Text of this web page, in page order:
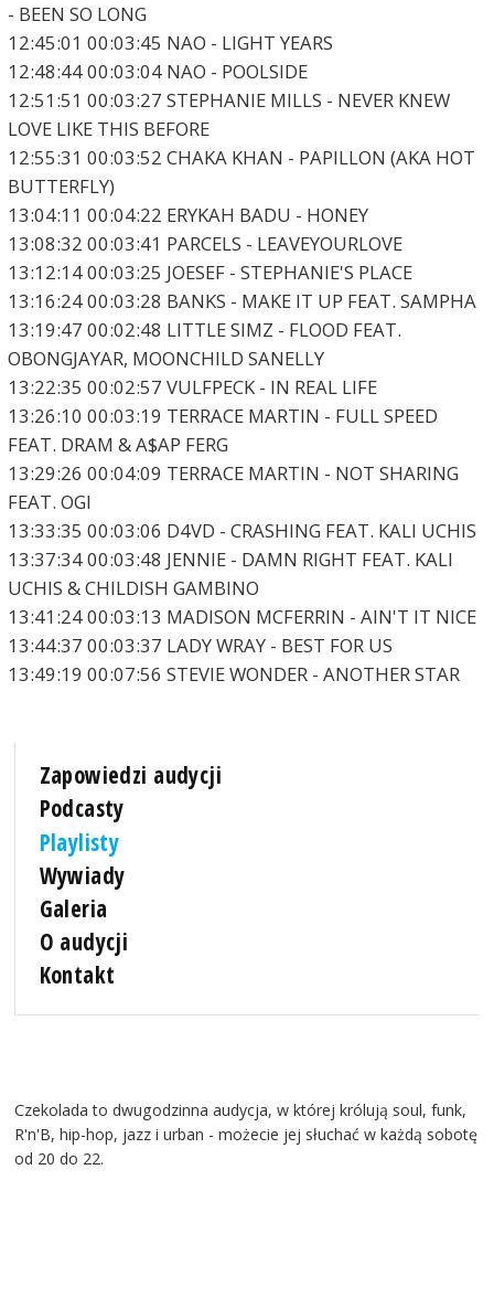
- BEEN SO LONG
12:45:01 00:03:45 NAO - LIGHT YEARS
12:48:44 00:03:04 NAO - POOLSIDE
12:51:51 00:03:27 STEPHANIE MILLS - NEVER KNEW
LOVE LIKE THIS BEFORE
12:55:31 00:03:52 CHAKA KHAN - PAPILLON (AKA HOT
BUTTERFLY)
13:04:11 00:04:22 ERYKAH BADU - HONEY
13:08:32 00:03:41 PARCELS - LEAVEYOURLOVE
13:12:14 00:03:25 JOESEF - STEPHANIE'S PLACE
13:16:24 00:03:28 BANKS - MAKE IT UP FEAT. SAMPHA
13:19:47 00:02:48 LITTLE SIMZ - FLOOD FEAT.
OBONGJAYAR, MOONCHILD SANELLY
13:22:35 00:02:57 VULFPECK - IN REAL LIFE
13:26:10 00:03:19 TERRACE MARTIN - FULL SPEED
FEAT. DRAM & A$AP FERG
13:29:26 00:04:09 TERRACE MARTIN - NOT SHARING
FEAT. OGI
13:33:35 00:03:06 D4VD - CRASHING FEAT. KALI UCHIS
13:37:34 00:03:48 JENNIE - DAMN RIGHT FEAT. KALI
UCHIS & CHILDISH GAMBINO
13:41:24 00:03:13 MADISON MCFERRIN - AIN'T IT NICE
13:44:37 00:03:37 LADY WRAY - BEST FOR US
13:49:19 00:07:56 STEVIE WONDER - ANOTHER STAR
Zapowiedzi audycji
Podcasty
Playlisty
Wywiady
Galeria
O audycji
Kontakt
Czekolada to dwugodzinna audycja, w której królują soul, funk,
R'n'B, hip-hop, jazz i urban - możecie jej słuchać w każdą sobotę
od 20 do 22.